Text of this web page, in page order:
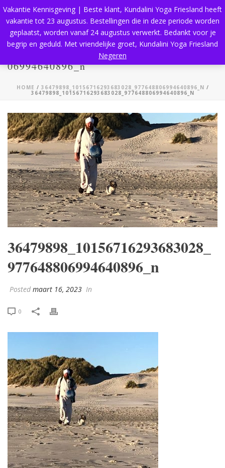
36479898_10156716293683028_9776488
06994640896_n
HOME / 36479898_10156716293683028_977648806994640896_N /
36479898_10156716293683028_977648806994640896_N
36479898_10156716293683028_
977648806994640896_n
Posted maart 16, 2023 In
0
Vakantie Kennisgeving | Beste klant, Kundalini Yoga Friesland heeft
vakantie tot 23 augustus. Bestellingen die in deze periode worden
geplaatst, worden vanaf 24 augustus verwerkt. Bedankt voor je
begrip en geduld. Met vriendelijke groet, Kundalini Yoga Friesland
Negeren